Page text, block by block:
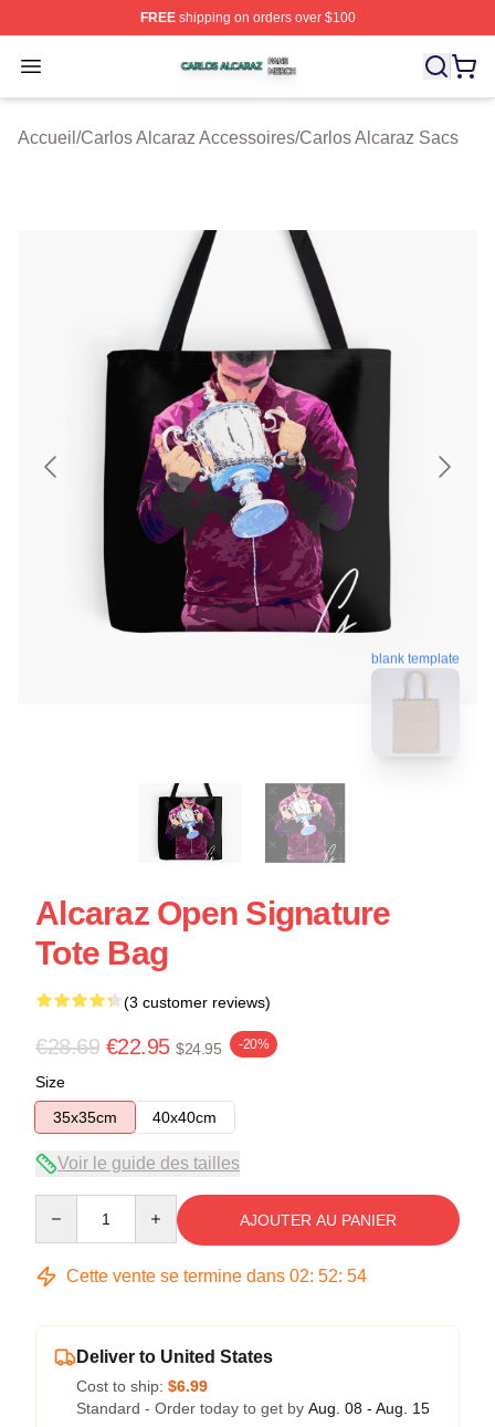
FREEshipping on orders over $100
Open menu
Carlos Alcaraz Shop ⚡️ Officially Licensed Carlos
Accueil /Carlos Alcaraz Accessoires/Carlos Alcaraz Sacs
blank template
Alcaraz Open Signature
Tote Bag
(3 customer reviews)
€28.69 €22.95 $24.95 -20%
Size
35x35cm
40x40cm
Voir le guide des tailles
AJOUTER AU PANIER
Cette vente se termine dans 02: 52: 53
Deliver to United States
Cost to ship: $6.99
Standard - Order today to get by Aug. 08 - Aug. 15